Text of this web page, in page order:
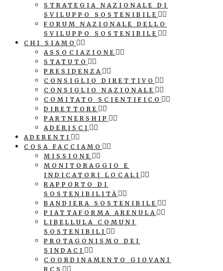
STRATEGIA NAZIONALE DI
SVILUPPO SOSTENIBILE
FORUM NAZIONALE DELLO
SVILUPPO SOSTENIBILE
CHI SIAMO
ASSOCIAZIONE
STATUTO
PRESIDENZA
CONSIGLIO DIRETTIVO
CONSIGLIO NAZIONALE
COMITATO SCIENTIFICO
DIRETTORE
PARTNERSHIP
ADERISCI
ADERENTI
COSA FACCIAMO
MISSIONE
MONITORAGGIO E
INDICATORI LOCALI
RAPPORTO DI
SOSTENIBILITÀ
BANDIERA SOSTENIBILE
PIATTAFORMA ARENULA
LIBELLULA COMUNI
SOSTENIBILI
PROTAGONISMO DEI
SINDACI
COORDINAMENTO GIOVANI
RCS